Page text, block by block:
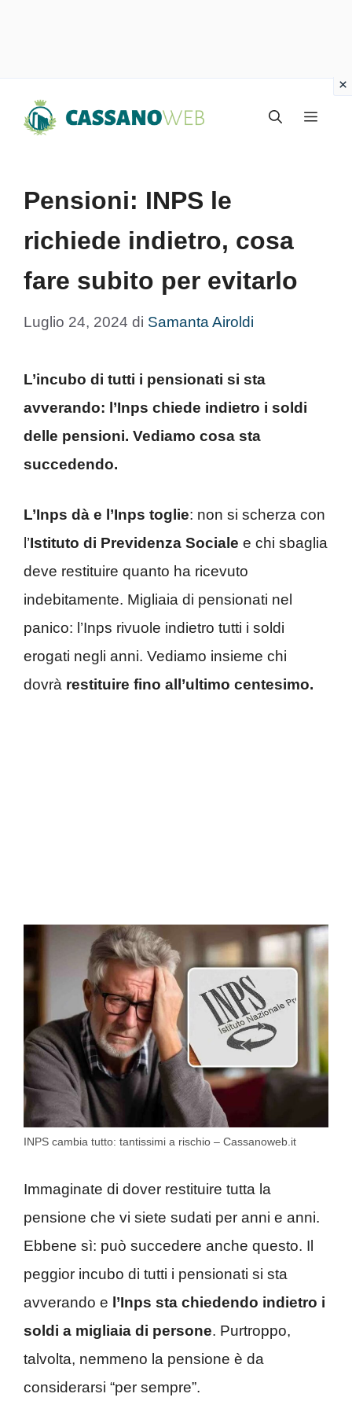
Menu
Pensioni: INPS le
richiede indietro, cosa
fare subito per evitarlo
Luglio 24, 2024 di Samanta Airoldi
L’incubo di tutti i pensionati si sta
avverando: l’Inps chiede indietro i soldi
delle pensioni. Vediamo cosa sta
succedendo.
L’Inps dà e l’Inps toglie: non si scherza con
l’Istituto di Previdenza Sociale e chi sbaglia
deve restituire quanto ha ricevuto
indebitamente. Migliaia di pensionati nel
panico: l’Inps rivuole indietro tutti i soldi
erogati negli anni. Vediamo insieme chi
dovrà restituire fino all’ultimo centesimo.
INPS cambia tutto: tantissimi a rischio – Cassanoweb.it
Immaginate di dover restituire tutta la
pensione che vi siete sudati per anni e anni.
Ebbene sì: può succedere anche questo. Il
peggior incubo di tutti i pensionati si sta
avverando e l’Inps sta chiedendo indietro i
soldi a migliaia di persone. Purtroppo,
talvolta, nemmeno la pensione è da
considerarsi “per sempre”.